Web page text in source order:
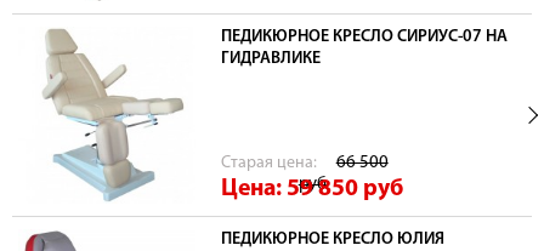
ПЕДИКЮРНОЕ КРЕСЛО СИРИУС-07 НА
ГИДРАВЛИКЕ
Cтарая цена:
66 500
руб
Цена: 59 850 руб
ПЕДИКЮРНОЕ КРЕСЛО ЮЛИЯ